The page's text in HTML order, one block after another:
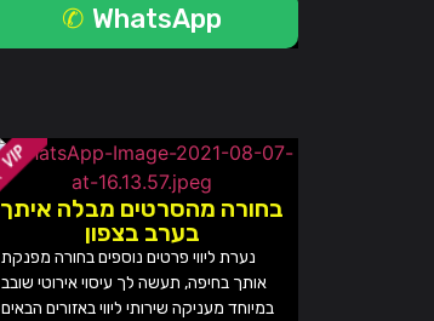
WhatsApp
בחורה מהסרטים מבלה איתך
בערב בצפון
נערת ליווי פרטים נוספים בחורה מפנקת
אותך בחיפה, תעשה לך עיסוי אירוטי שובב
במיוחד מעניקה שירותי ליווי באזורים הבאים